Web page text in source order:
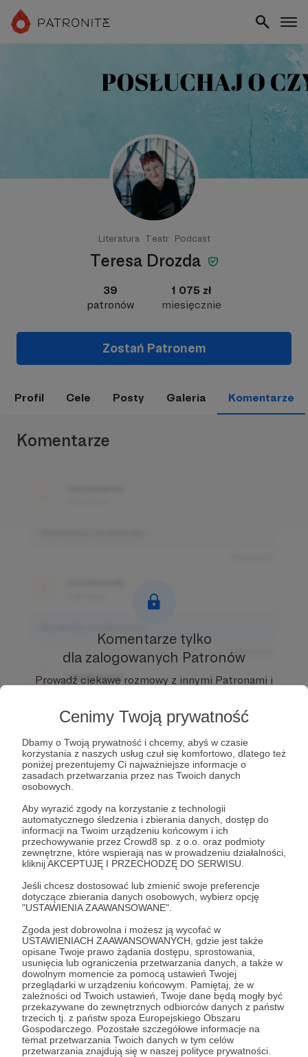
Cenimy Twoją prywatność
Dbamy o Twoją prywatność i chcemy, abyś w czasie
korzystania z naszych usług czuł się komfortowo, dlatego też
poniżej prezentujemy Ci najważniejsze informacje o
zasadach przetwarzania przez nas Twoich danych
osobowych.
Aby wyrazić zgody na korzystanie z technologii
automatycznego śledzenia i zbierania danych, dostęp do
informacji na Twoim urządzeniu końcowym i ich
przechowywanie przez Crowd8 sp. z o.o. oraz podmioty
zewnętrzne, które wspierają nas w prowadzeniu działalności,
kliknij AKCEPTUJĘ I PRZECHODZĘ DO SERWISU.
Jeśli chcesz dostosować lub zmienić swoje preferencje
dotyczące zbierania danych osobowych, wybierz opcję
"USTAWIENIA ZAAWANSOWANE".
Zgoda jest dobrowolna i możesz ją wycofać w
USTAWIENIACH ZAAWANSOWANYCH, gdzie jest także
opisane Twoje prawo żądania dostępu, sprostowania,
usunięcia lub ograniczenia przetwarzania danych, a także w
dowolnym momencie za pomocą ustawień Twojej
przeglądarki w urządzeniu końcowym. Pamiętaj, że w
zależności od Twoich ustawień, Twoje dane będą mogły być
przekazywane do zewnętrznych odbiorców danych z państw
trzecich tj. z państw spoza Europejskiego Obszaru
Gospodarczego. Pozostałe szczegółowe informacje na
temat przetwarzania Twoich danych w tym celów
przetwarzania znajdują się w naszej polityce prywatności.
Literatura Teatr Podcast
Teresa Drozda
39
patronów
1 075 zł
miesięcznie
Zostań Patronem
Profil Cele Posty Galeria Komentarze
Komentarze
Odpowiedz
Użytkownik
Komentarz użytkownika
Odpowiedz
Użytkownik
3 dni temu
Komentarz użytkownika
Odpowiedz
Komentarze tylko
dla zalogowanych Patronów
Prowadź ciekawe rozmowy z innymi Patronami i
Zostań Patronem
Dołącz do grona Patronów!
Wesprzyj działalność AutoraTeresa Drozda